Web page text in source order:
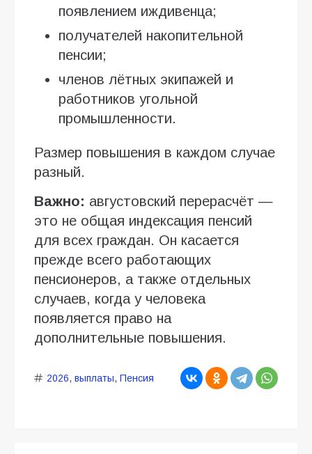
появлением иждивенца;
получателей накопительной
пенсии;
членов лётных экипажей и
работников угольной
промышленности.
Размер повышения в каждом случае
разный.
Важно: августовский перерасчёт —
это не общая индексация пенсий
для всех граждан. Он касается
прежде всего работающих
пенсионеров, а также отдельных
случаев, когда у человека
появляется право на
дополнительные повышения.
2026, выплаты, Пенсия